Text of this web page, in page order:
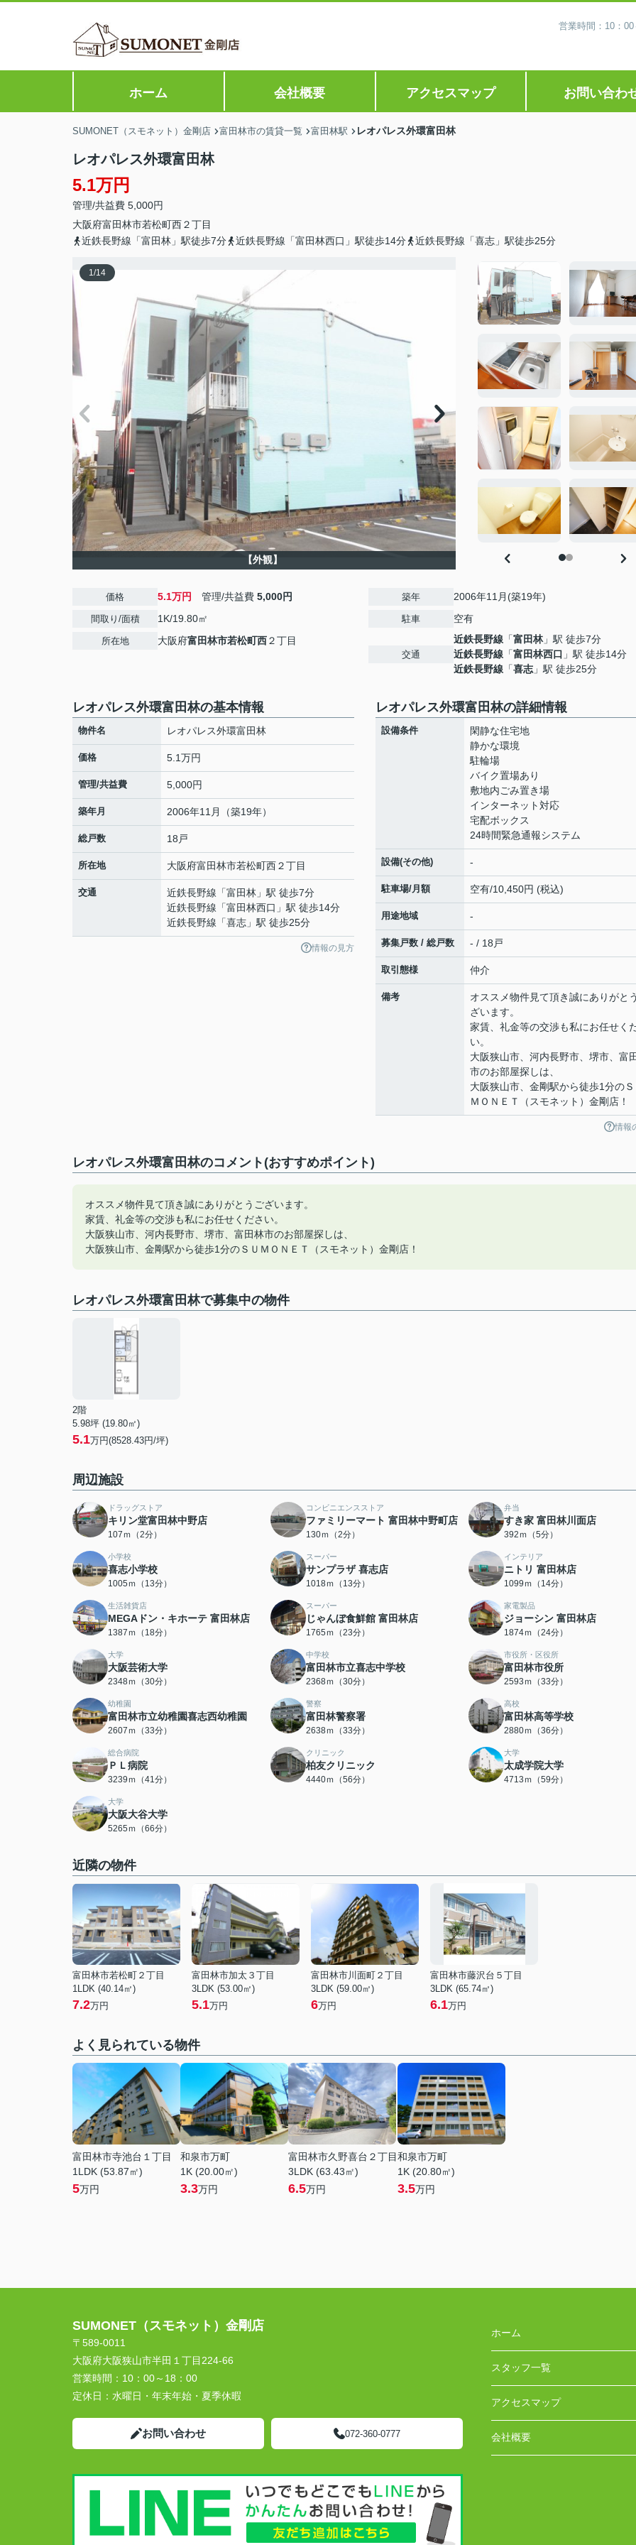
営業時間：10：
ホーム 会社概要 アクセスマップ お問い合わ
SUMONET（スモネット）金剛店 富田林市の賃貸一覧 富田林駅 レオパレス外環富田林
レオパレス外環富田林
5.1万円
管理/共益費 5,000円
大阪府富田林市若松町西２丁目
近鉄長野線「富田林」駅徒歩7分
近鉄長野線「富田林西口」駅徒歩14分 近鉄長野線「喜志」駅徒歩25分
1/14
【外観】
価格 5.1万円 管理/共益費 5,000円
間取り/面積 1K/19.80㎡
所在地 大阪府富田林市若松町西２丁目
築年 2006年11月(築19年)
駐車 空有
交通
近鉄長野線 「富田林」駅 徒歩7分
近鉄長野線 「富田林西口 」駅 徒歩14分
近鉄長野線 「喜志 」駅 徒歩25分
レオパレス外環富田林の基本情報
物件名 レオパレス外環富田林
価格 5.1万円
管理/共益費 5,000円
築年月 2006年11月（築19年）
総戸数 18戸
所在地 大阪府富田林市若松町西２丁目
交通 近鉄長野線 「富田林 」駅 徒歩7分
近鉄長野線 「富田林西口 」駅 徒歩14分
近鉄長野線 「喜志 」駅 徒歩25分
情報の見方
レオパレス外環富田林の詳細情報
設備条件
閑静な住宅地
静かな環境
駐輪場
バイク置場あり
敷地内ごみ置き場
インターネット対応
宅配ボックス
24時間緊急通報システム
設備(その他) -
駐車場/月額 空有/10,450円 (税込)
用途地域 -
募集戸数 / 総戸数 - / 18戸
取引態様 仲介
備考
オススメ物件見て頂き誠にありがと
ざいます。
家賃、礼金等の交渉も私にお任せく
い。
大阪狭山市、河内長野市、堺市、富
市のお部屋探しは、
大阪狭山市、金剛駅から徒歩1分のＳ
ＭＯＮＥＴ（スモネット）金剛店！
情報
レオパレス外環富田林のコメント(おすすめポイント)
オススメ物件見て頂き誠にありがとうございます。
家賃、礼金等の交渉も私にお任せください。
大阪狭山市、河内長野市、堺市、富田林市のお部屋探しは、
大阪狭山市、金剛駅から徒歩1分のＳＵＭＯＮＥＴ（スモネット）金剛店！
レオパレス外環富田林で募集中の物件
2階
5.98坪 (19.80㎡)
5.1万円(8528.43円/坪)
周辺施設
ドラッグストア
キリン堂富田林中野店
107ｍ（2分）
コンビニエンスストア
ファミリーマート 富田林中野町店
130ｍ（2分）
弁当
すき家 富田林川面店
392ｍ（5分）
小学校
喜志小学校
1005ｍ（13分）
スーパー
サンプラザ 喜志店
1018ｍ（13分）
インテリア
ニトリ 富田林店
1099ｍ（14分）
生活雑貨店
MEGAドン・キホーテ 富田林店
1387ｍ（18分）
スーパー
じゃんぼ食鮮館 富田林店
1765ｍ（23分）
家電製品
ジョーシン 富田林店
1874ｍ（24分）
大学
大阪芸術大学
2348ｍ（30分）
中学校
富田林市立喜志中学校
2368ｍ（30分）
市役所・区役所
富田林市役所
2593ｍ（33分）
幼稚園
富田林市立幼稚園喜志西幼稚園
2607ｍ（33分）
警察
富田林警察署
2638ｍ（33分）
高校
富田林高等学校
2880ｍ（36分）
総合病院
ＰＬ病院
3239ｍ（41分）
クリニック
柏友クリニック
4440ｍ（56分）
大学
太成学院大学
4713ｍ（59分）
大学
大阪大谷大学
5265ｍ（66分）
近隣の物件
富田林市若松町２丁目
1LDK (40.14㎡)
7.2万円
富田林市加太３丁目
3LDK (53.00㎡)
5.1万円
富田林市川面町２丁目
3LDK (59.00㎡)
6万円
富田林市藤沢台５丁目
3LDK (65.74㎡)
6.1万円
よく見られている物件
富田林市寺池台１丁目
1LDK (53.87㎡)
5万円
和泉市万町
1K (20.00㎡)
3.3万円
富田林市久野喜台２丁目
3LDK (63.43㎡)
6.5万円
和泉市万町
1K (20.80㎡)
3.5万円
SUMONET（スモネット）金剛店
〒589-0011
大阪府大阪狭山市半田１丁目224-66
営業時間： 10：00～18：00
定休日： 水曜日・年末年始・夏季休暇
お問い合わせ 072-360-0777
ホーム
スタッフ一覧
アクセスマップ
会社概要